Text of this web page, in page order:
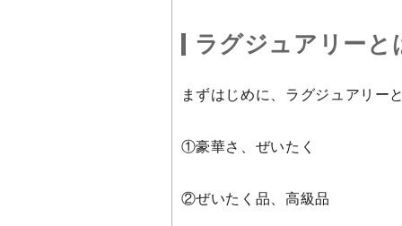
ラグジュアリーと
まずはじめに、ラグジュアリー
①豪華さ、ぜいたく
②ぜいたく品、高級品